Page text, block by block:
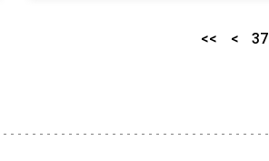
<< < 37